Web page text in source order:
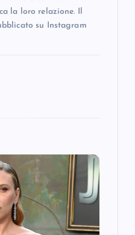
la loro relazione. Il
su Instagram